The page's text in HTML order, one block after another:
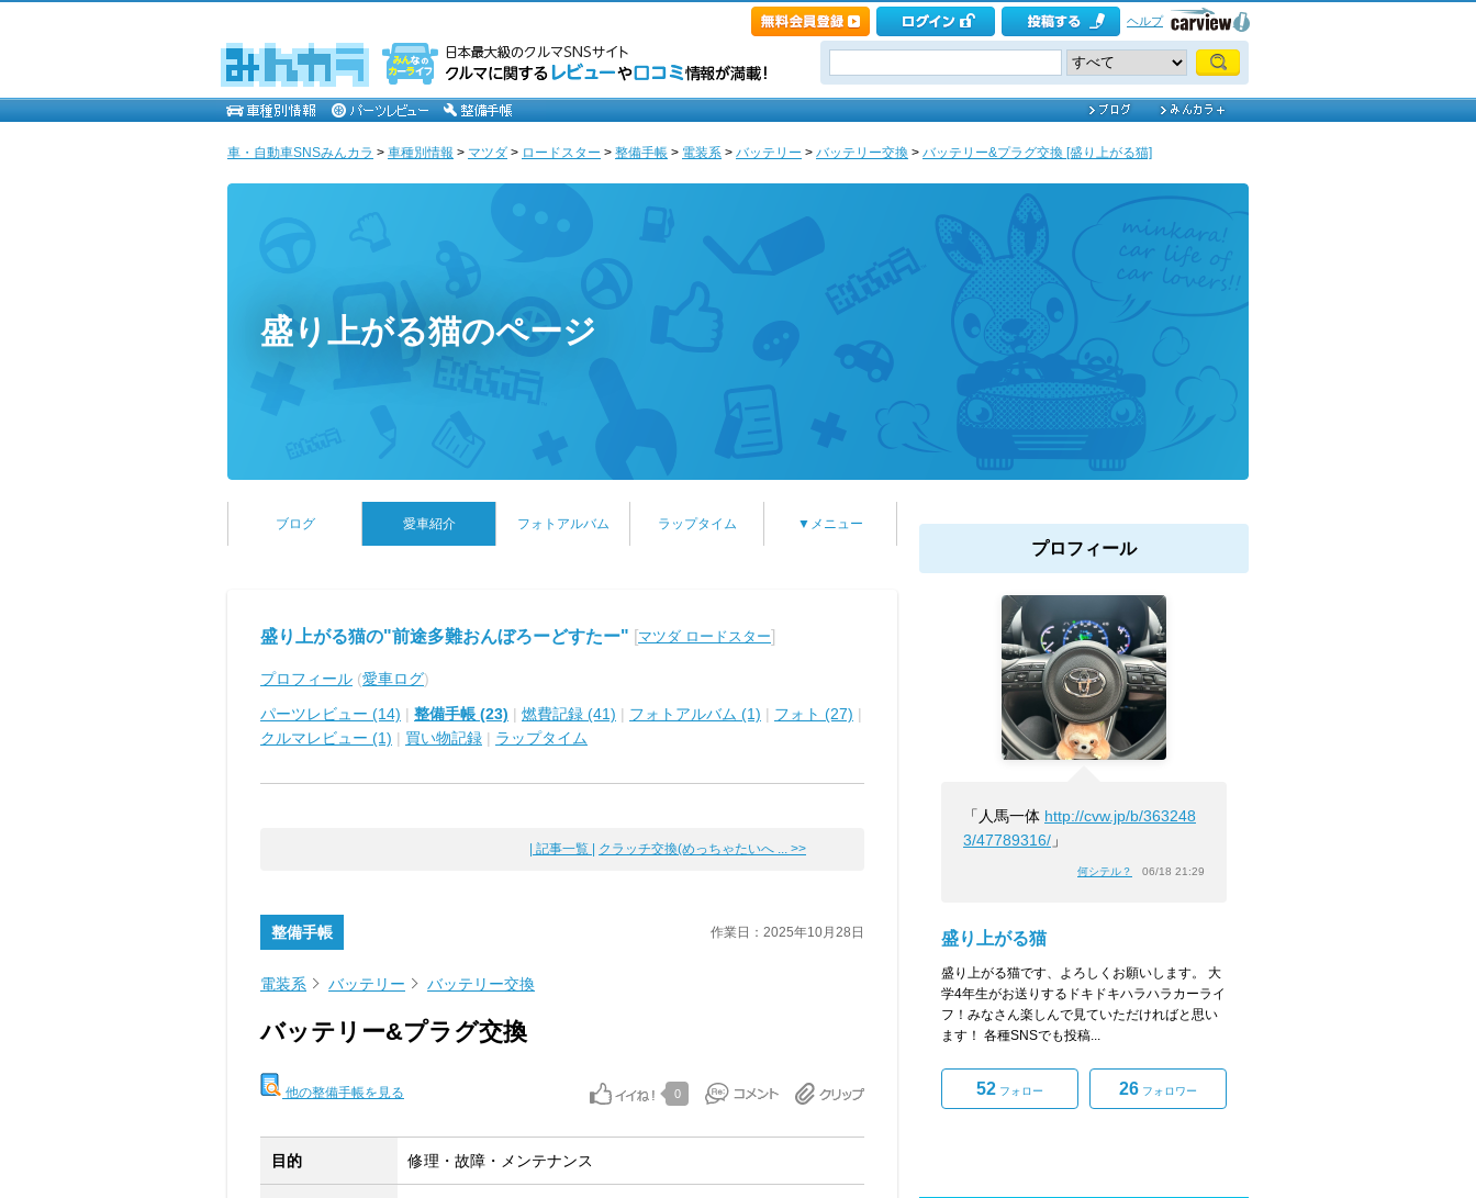
ヘルプ
車・自動車SNSみんカラ > 車種別情報 > マツダ > ロードスター > 整備手帳 > 電装系 > バッテリー > バッテリー交換 > バッテリー&プラグ交換 [盛り上がる猫]
盛り上がる猫のページ
ブログ 愛車紹介 フォトアルバム ラップタイム ▼メニュー
盛り上がる猫の"前途多難おんぼろーどすたー" [マツダ ロードスター]
プロフィール (愛車ログ)
パーツレビュー (14) | 整備手帳 (23) | 燃費記録 (41) | フォトアルバム (1) | フォト (27) |
クルマレビュー (1) | 買い物記録 | ラップタイム
| 記事一覧 | クラッチ交換(めっちゃたいへ ... >>
整備手帳 作業日：2025年10月28日
電装系 バッテリー バッテリー交換
バッテリー&プラグ交換
他の整備手帳を見る 0
目的 修理・故障・メンテナンス
プロフィール
「人馬一体 http://cvw.jp/b/363248
3/47789316/ 」
何シテル？ 06/18 21:29
盛り上がる猫
盛り上がる猫です、よろしくお願いします。 大
学4年生がお送りするドキドキハラハラカーライ
フ！みなさん楽しんで見ていただければと思い
ます！ 各種SNSでも投稿...
52 フォロー 26 フォロワー